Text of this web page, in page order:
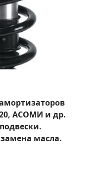
20, АСОМИ и др.
масла.